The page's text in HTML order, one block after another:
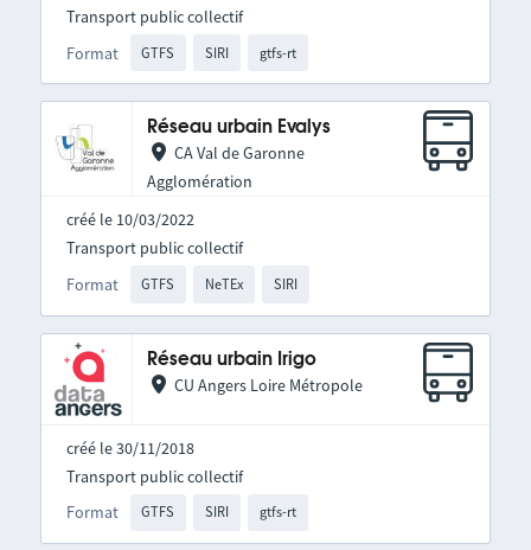
Format GTFS SIRI gtfs-rt
Transport public collectif
Réseau urbain Evalys
CA Val de Garonne
Agglomération
créé le 10/03/2022
Format GTFS NeTEx SIRI
Transport public collectif
Réseau urbain Irigo
CU Angers Loire Métropole
créé le 30/11/2018
Format GTFS SIRI gtfs-rt
Transport public collectif